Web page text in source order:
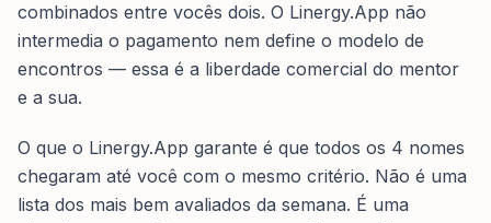
combinados entre vocês dois. O Linergy.App não
intermedia o pagamento nem define o modelo de
encontros — essa é a liberdade comercial do mentor
e a sua.
O que o Linergy.App garante é que todos os 4 nomes
chegaram até você com o mesmo critério. Não é uma
lista dos mais bem avaliados da semana. É uma